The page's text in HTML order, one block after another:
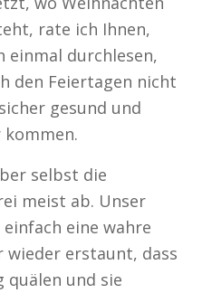
rate ich Ihnen,
einmal durchlesen,
den Feiertagen nicht
gesund und
kommen.
selbst die
meist ab. Unser
eine wahre
wieder erstaunt, dass
quälen und sie